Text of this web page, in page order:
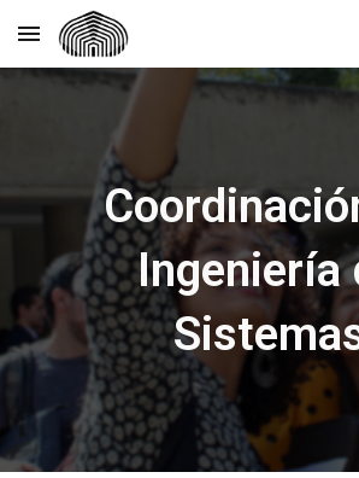
Skip to main content
Ingeniería